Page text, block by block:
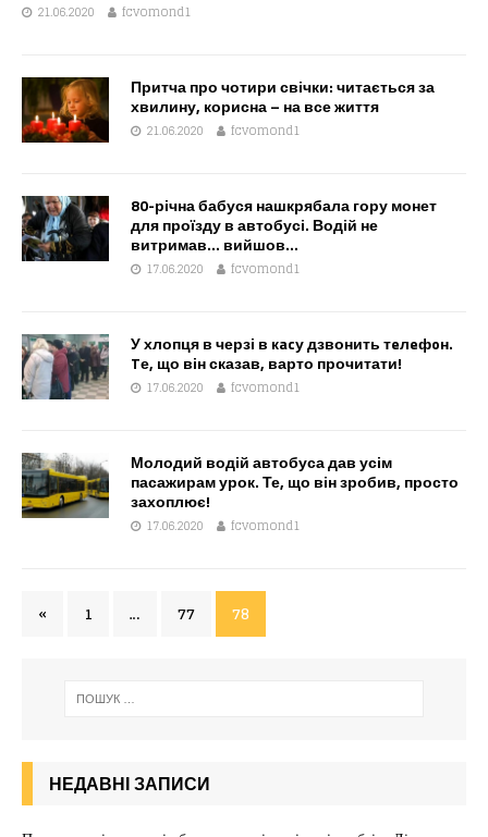
21.06.2020 fcvomond1
Притча про чотири свічки: читається за
хвилину, корисна – на все життя
21.06.2020 fcvomond1
80-річна бабуся нашкрябала гору монет
для проїзду в автобусі. Водій не
витримав… вийшов…
17.06.2020 fcvomond1
У хлопця в черзі в кacу дзвонить тeлeфoн.
Tе, що він сказав, варто прочитати!
17.06.2020 fcvomond1
Молодий водій автобуса дав усім
пасажирам урок. Те, що він зробив, просто
захоплює!
17.06.2020 fcvomond1
« 1 … 77 78
НЕДАВНІ ЗАПИСИ